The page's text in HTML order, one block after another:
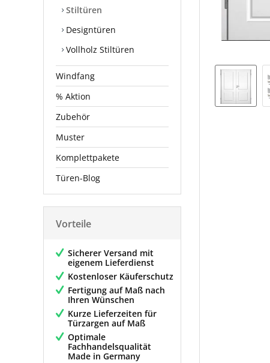
Stiltüren
Designtüren
Vollholz Stiltüren
Windfang
% Aktion
Zubehör
Muster
Komplettpakete
Türen-Blog
Vorteile
Sicherer Versand mit
eigenem Lieferdienst
Kostenloser Käuferschutz
Fertigung auf Maß nach
Ihren Wünschen
Kurze Lieferzeiten für
Türzargen auf Maß
Optimale
Fachhandelsqualität
Made in Germany